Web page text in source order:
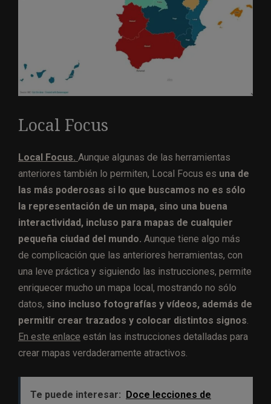
Local Focus
Local Focus. Aunque algunas de las herramientas
anteriores también lo permiten, Local Focus es una de
las más poderosas si lo que buscamos no es sólo
la representación de un mapa, sino una buena
interactividad, incluso para mapas de cualquier
pequeña ciudad del mundo. Aunque tiene algo más
de complicación que las anteriores herramientas, con
una leve práctica y siguiendo las instrucciones, permite
enriquecer mucho un mapa local, mostrando no sólo
datos, sino incluso fotografías y vídeos, además de
permitir crear trazados y colocar distintos signos.
En este enlace están las instrucciones detalladas para
crear mapas verdaderamente atractivos.
Te puede interesar: Doce lecciones de